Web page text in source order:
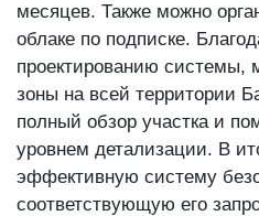
месяцев. Также можно
облаке по подписке.
проектированию
зоны на всей территории
полный обзор участка и
уровнем детализации. В
эффективную систему
соответствующую его